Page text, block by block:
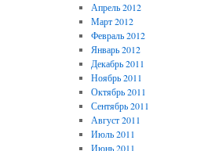
Апрель 2012
Март 2012
Февраль 2012
Январь 2012
Декабрь 2011
Ноябрь 2011
Октябрь 2011
Сентябрь 2011
Август 2011
Июль 2011
Июнь 2011